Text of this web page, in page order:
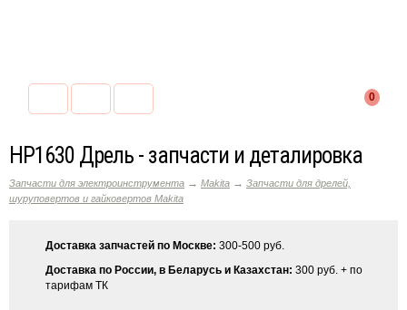
0
HP1630 Дрель - запчасти и деталировка
Запчасти для электроинструмента → Makita → Запчасти для дрелей,
шуруповертов и гайковертов Makita
Доставка запчастей по Москве: 300-500 руб.
Доставка по России, в Беларусь и Казахстан: 300 руб. + по
тарифам ТК